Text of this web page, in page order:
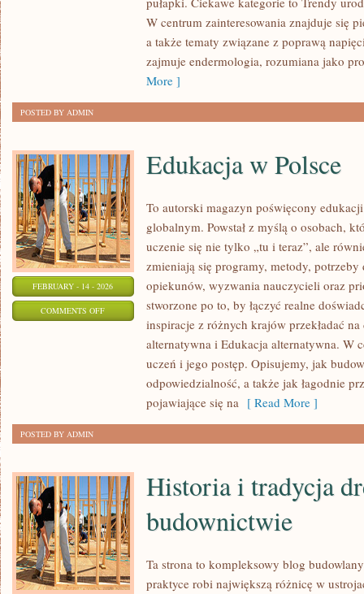
PORÓWNAWCZE
W centrum zainteresowania znajduje się
a także tematy związane z poprawą
zajmuje endermologia, rozumiana jako
More ]
POSTED BY ADMIN
FEBRUARY - 14 - 2026
COMMENTS OFFON
Edukacja w Polsce
To autorski magazyn poświęcony
globalnym. Powstał z myślą o osobach,
uczenie się nie tylko „tu i teraz”, ale
zmieniają się programy, metody,
opiekunów, wyzwania nauczycieli oraz
stworzone po to, by łączyć realne
inspiracje z różnych krajów przekładać
alternatywna i Edukacja alternatywna. W
uczeń i jego postęp. Opisujemy, jak
odpowiedzialność, a także jak łagodnie
pojawiające się na [ Read More ]
POSTED BY ADMIN
Historia i tradycja
budownictwie
Ta strona to kompleksowy blog
praktyce robi największą różnicę w